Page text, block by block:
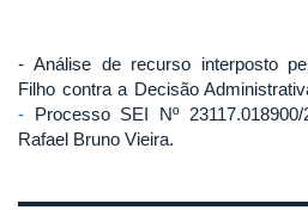
- Análise de recurso interposto
Filho contra a Decisão
- Processo SEI Nº
Rafael Bruno Vieira.